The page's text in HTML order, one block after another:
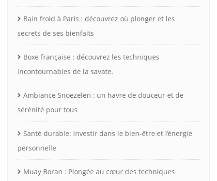
Bain froid à Paris : découvrez où plonger et les
secrets de ses bienfaits
Boxe française : découvrez les techniques
incontournables de la savate.
Ambiance Snoezelen : un havre de douceur et de
sérénité pour tous
Santé durable: investir dans le bien-être et l’énergie
personnelle
Muay Boran : Plongée au cœur des techniques